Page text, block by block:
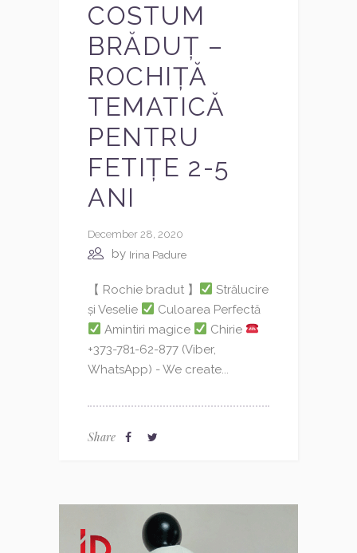
COSTUM
BRĂDUȚ –
ROCHIȚĂ
TEMATICĂ
PENTRU
FETIȚE 2-5
ANI
December 28, 2020
by Irina Padure
【 Rochie bradut 】
Strălucire
și Veselie
Culoarea Perfectă
Amintiri magice
Chirie
+373-781-62-877 (Viber,
WhatsApp) - We create...
Share